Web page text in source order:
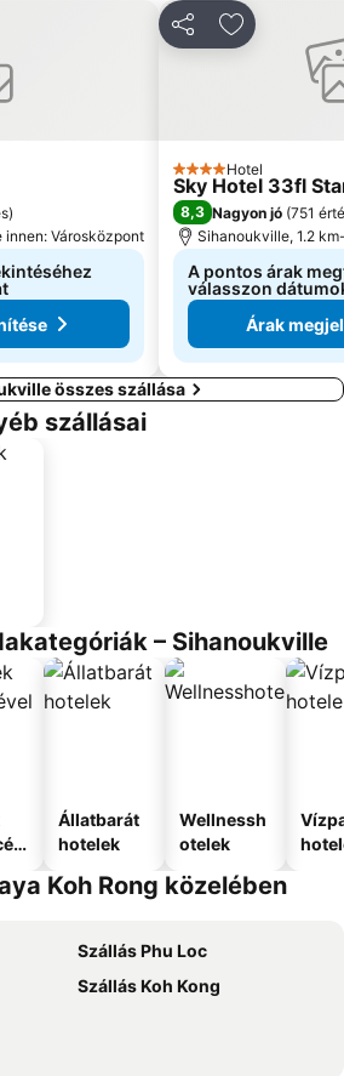
)
innen: Városközpont
MegosztásHozzáadás
4 Kategória
Hotel
Sky Hotel 33fl
8,3 Nagyon jó (751
Sihanoukville, 1.2
A pontos árak
válasszon
Árak
összes szállása
szállásai
– Sihanoukville
Állatbarát
hotelek
Wellnessh
otelek
Koh Rong közelében
Szállás Phu Loc
Szállás Koh Kong